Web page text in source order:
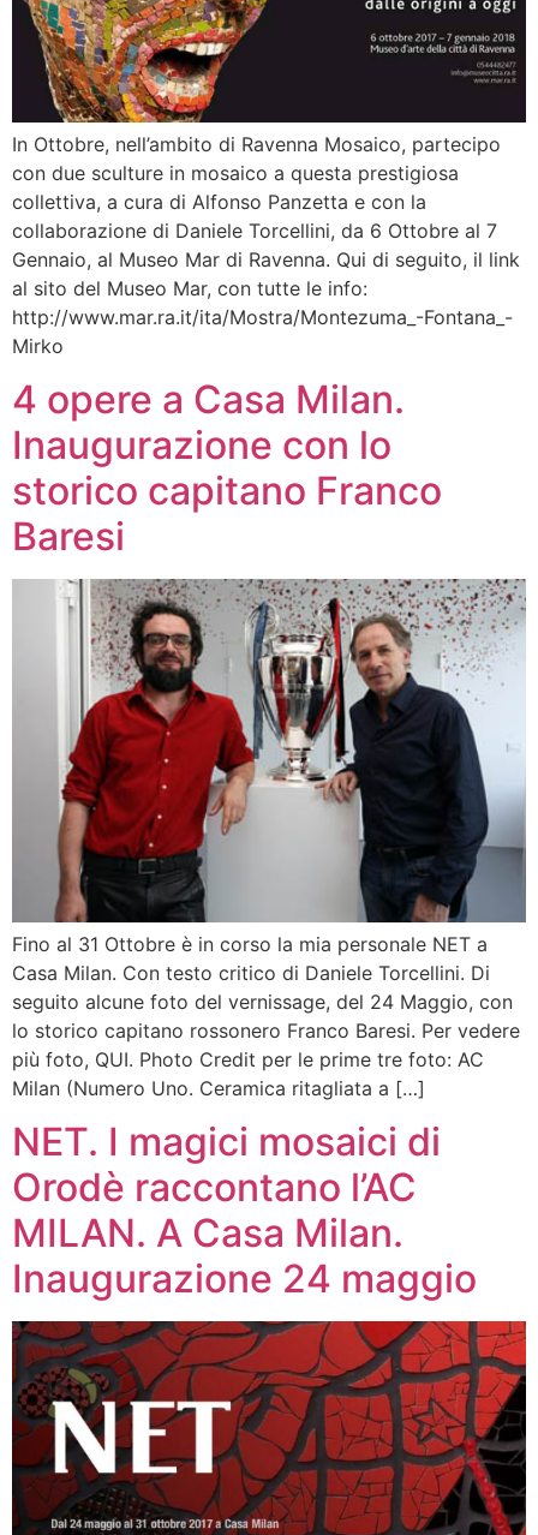
In Ottobre, nell’ambito di Ravenna Mosaico, partecipo
con due sculture in mosaico a questa prestigiosa
collettiva, a cura di Alfonso Panzetta e con la
collaborazione di Daniele Torcellini, da 6 Ottobre al 7
Gennaio, al Museo Mar di Ravenna. Qui di seguito, il link
al sito del Museo Mar, con tutte le info:
http://www.mar.ra.it/ita/Mostra/Montezuma_-Fontana_-
Mirko
4 opere a Casa Milan.
Inaugurazione con lo
storico capitano Franco
Baresi
Fino al 31 Ottobre è in corso la mia personale NET a
Casa Milan. Con testo critico di Daniele Torcellini. Di
seguito alcune foto del vernissage, del 24 Maggio, con
lo storico capitano rossonero Franco Baresi. Per vedere
più foto, QUI. Photo Credit per le prime tre foto: AC
Milan (Numero Uno. Ceramica ritagliata a […]
NET. I magici mosaici di
Orodè raccontano l’AC
MILAN. A Casa Milan.
Inaugurazione 24 maggio